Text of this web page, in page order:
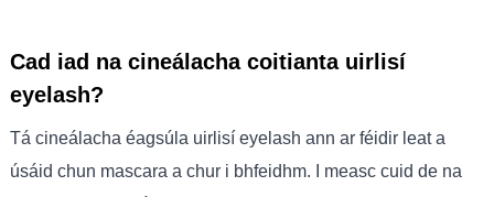
Cad iad na cineálacha coitianta uirlisí
eyelash?
Tá cineálacha éagsúla uirlisí eyelash ann ar féidir leat a
úsáid chun mascara a chur i bhfeidhm. I measc cuid de na